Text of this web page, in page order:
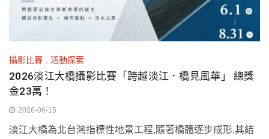
攝影比賽 活動探索
2026淡江大橋攝影比賽「跨越淡江．橋見風華」 總獎
金23萬！
2026-06-15
淡江大橋為北台灣指標性地景工程,隨著橋體逐步成形,其結